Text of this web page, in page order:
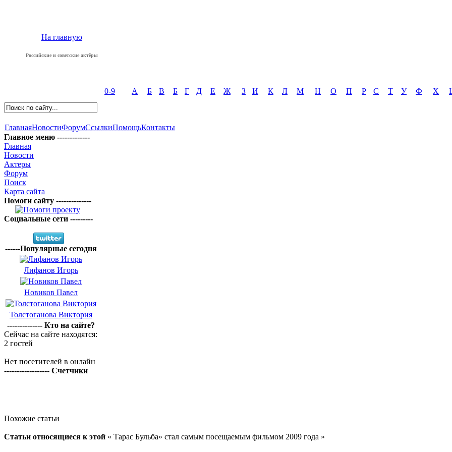
На главную
Российские и советские актёры
0-9 А Б В Б Г Д Е Ж З И К Л М Н О П Р С Т У Ф Х
ГлавнаяНовостиФорумСсылкиПомощьКонтакты
Главное меню -------------
Главная
Новости
Актеры
Форум
Поиск
Карта сайта
Помоги сайту --------------
Социальные сети ---------
------Популярные сегодня
Лифанов Игорь
Новиков Павел
Толстоганова Виктория
-------------- Кто на сайте?
Сейчас на сайте находятся:
2 гостей
Нет посетителей в онлайн
------------------ Счетчики
Похожие статьи
Статьи относящиеся к этой « Тарас Бульба» стал самым посещаемым фильмом 2009 года »